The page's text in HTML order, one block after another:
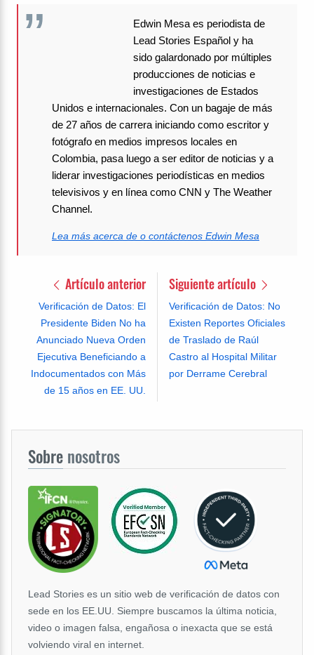
Edwin Mesa es periodista de
Lead Stories Español y ha
sido galardonado por múltiples
producciones de noticias e
investigaciones de Estados
Unidos e internacionales. Con un bagaje de más
de 27 años de carrera iniciando como escritor y
fotógrafo en medios impresos locales en
Colombia, pasa luego a ser editor de noticias y a
liderar investigaciones periodísticas en medios
televisivos y en línea como CNN y The Weather
Channel.
Lea más acerca de o contáctenos Edwin Mesa
Artículo anterior
Verificación de Datos: El
Presidente Biden No ha
Anunciado Nueva Orden
Ejecutiva Beneficiando a
Indocumentados con Más
de 15 años en EE. UU.
Siguiente artículo
Verificación de Datos: No
Existen Reportes Oficiales
de Traslado de Raúl
Castro al Hospital Militar
por Derrame Cerebral
Sobre nosotros
Lead Stories es un sitio web de verificación de datos con
sede en los EE.UU. Siempre buscamos la última noticia,
video o imagen falsa, engañosa o inexacta que se está
volviendo viral en internet.